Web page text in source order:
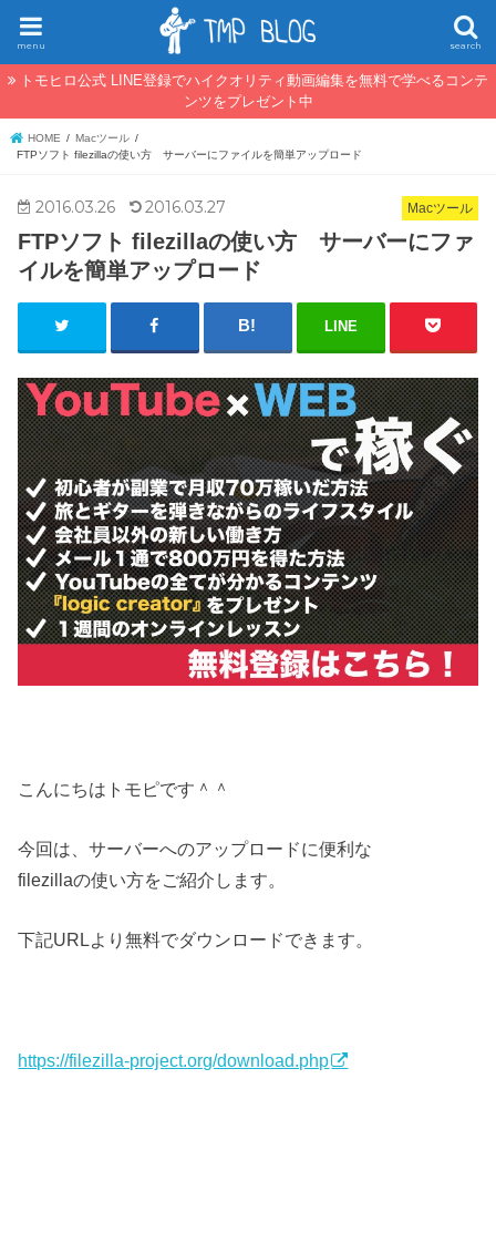
search
menu
トモヒロ公式 LINE登録でハイクオリティ動画編集を無料で学べるコンテ
ンツをプレゼント中
HOME
Macツール
FTPソフト filezillaの使い方 サーバーにファイルを簡単アップロード
Macツール
2016.03.26 2016.03.27
FTPソフト filezillaの使い方 サーバーにファ
イルを簡単アップロード
LINE
こんにちはトモピです＾＾
今回は、サーバーへのアップロードに便利な
filezillaの使い方をご紹介します。
下記URLより無料でダウンロードできます。
https://filezilla-project.org/download.php